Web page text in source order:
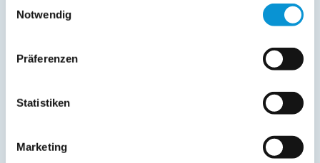
Notwendig
Präferenzen
Statistiken
Marketing
Zeitraum
03. Jan -
02. Apr